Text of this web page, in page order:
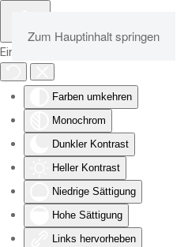
Eingabehilfen öffnen
Farben umkehren
Monochrom
Dunkler Kontrast
Heller Kontrast
Niedrige Sättigung
Hohe Sättigung
Links hervorheben
Zum Hauptinhalt springen